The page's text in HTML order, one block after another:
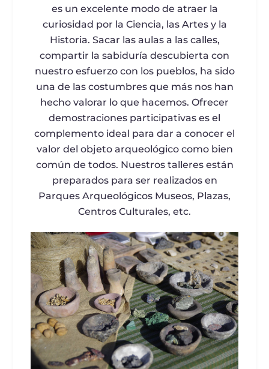
es un excelente modo de atraer la
curiosidad por la Ciencia, las Artes y la
Historia. Sacar las aulas a las calles,
compartir la sabiduría descubierta con
nuestro esfuerzo con los pueblos, ha sido
una de las costumbres que más nos han
hecho valorar lo que hacemos. Ofrecer
demostraciones participativas es el
complemento ideal para dar a conocer el
valor del objeto arqueológico como bien
común de todos. Nuestros talleres están
preparados para ser realizados en
Parques Arqueológicos Museos, Plazas,
Centros Culturales, etc.